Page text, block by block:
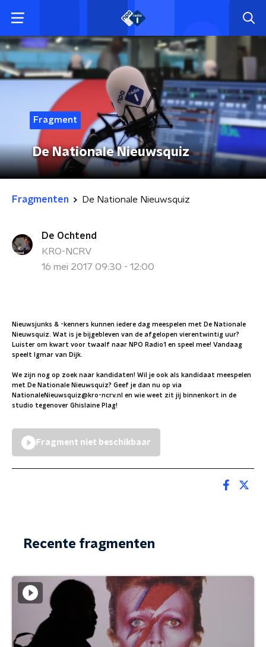
Fragment
De Nationale Nieuwsquiz
Fragmenten De Nationale Nieuwsquiz
De Ochtend
KRO-NCRV
16 mei 2017 09:30 - 12:00
Nieuwsjunks & -kenners kunnen iedere dag meespelen met De Nationale
Nieuwsquiz. Wat is je bijgebleven van de afgelopen vierentwintig uur?
Luister om kwart voor twaalf naar NPO Radio1 en speel mee! Vandaag
speelt Igmar van Dijk.
We zijn nog op zoek naar kandidaten! Wil je ook als kandidaat meespelen
met De Nationale Nieuwsquiz? Geef je dan nu op via
NationaleNieuwsquiz@kro-ncrv.nl en wie weet zit jij binnenkort in de
studio tegenover Ghislaine Plag!
Fragment niet beschikbaar
Recente fragmenten